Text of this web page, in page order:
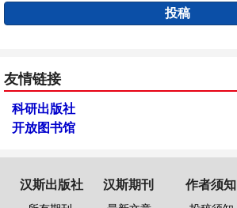
投稿
友情链接
科研出版社
开放图书馆
汉斯出版社 汉斯期刊 作者须知